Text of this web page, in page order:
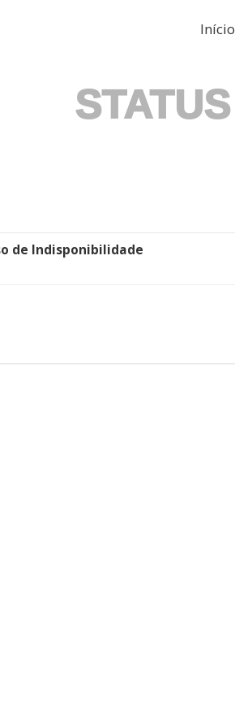
Início
STATUS
de Indisponibilidade